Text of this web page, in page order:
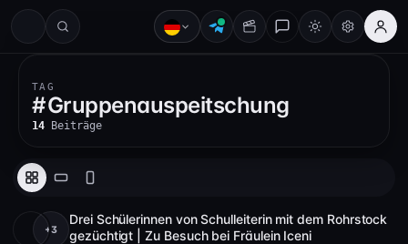
#
TAG
#Gruppenauspeitschung
14 Beiträge
Full HD 14
+3
Drei Schülerinnen von Schulleiterin mit dem Rohrstock
gezüchtigt | Zu Besuch bei Fräulein Iceni